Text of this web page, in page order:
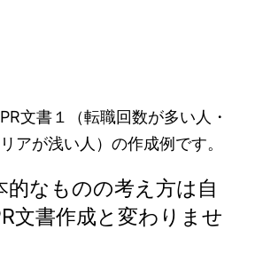
文書１（転職回数が多い人・
アが浅い人）の作成例です。
的なものの考え方は自
文書作成と変わりませ